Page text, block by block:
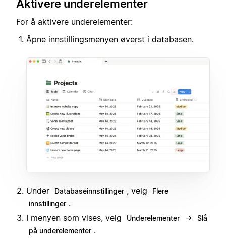
Aktivere underelementer
For å aktivere underelementer:
Åpne innstillingsmenyen øverst i databasen.
Under Databaseinnstillinger , velg
Flere
innstillinger .
I menyen som vises, velg
Underelementer →
Slå
på underelementer .